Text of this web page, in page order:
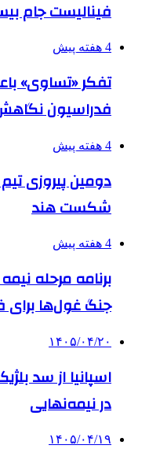
فینالیست جام
4 هفته پیش
تفکر «تساوی»
فدراسیون
4 هفته پیش
دومین پیروزی
شکست هند
4 هفته پیش
برنامه مرحله
جنگ غول‌ها برای
۱۴۰۵/۰۴/۲۰
اسپانیا از سد
در نیمه‌نهایی
۱۴۰۵/۰۴/۱۹